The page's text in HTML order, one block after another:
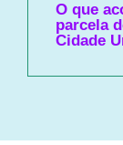
O que
parcela
Cidade